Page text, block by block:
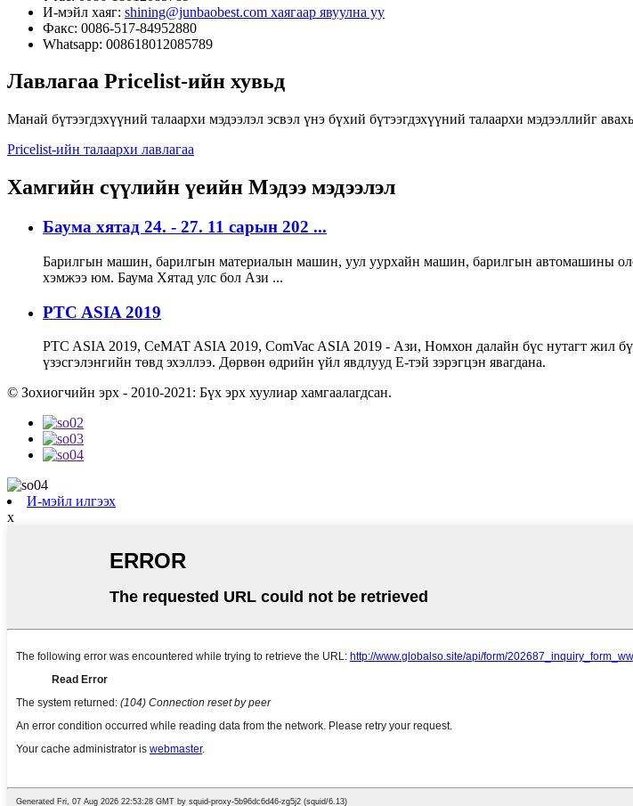
И-мэйл хаяг: shining@junbaobest.com хаягаар явуулна уу
Факс: 0086-517-84952880
Whatsapp: 008618012085789
Лавлагаа Pricelist-ийн хувьд
Манай бүтээгдэхүүний талаархи мэдээлэл эсвэл үнэ бүхий бүтээгдэхүүний талаархи мэдээллийг
Pricelist-ийн талаархи лавлагаа
Хамгийн сүүлийн үеийн Мэдээ мэдээлэл
Баума хятад 24. - 27. 11 сарын 202 ...
Барилгын машин, барилгын материалын машин, уул уурхайн машин, барилгын автомашины
хэмжээ юм. Баума Хятад улс бол Ази ...
PTC ASIA 2019
PTC ASIA 2019, CeMAT ASIA 2019, ComVac ASIA 2019 - Ази, Номхон далайн бүс нутагт жил
үзэсгэлэнгийн төвд эхэллээ. Дөрвөн өдрийн үйл явдлууд Е-тэй зэрэгцэн явагдана.
© Зохиогчийн эрх - 2010-2021: Бүх эрх хуулиар хамгаалагдсан.
И-мэйл илгээх
x